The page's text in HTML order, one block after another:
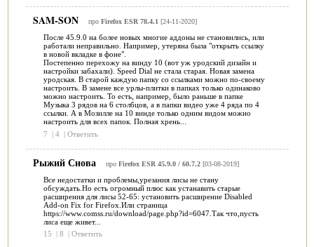
SAM-SON про Firefox ESR 78.4.1 [24-11-2020]
После 45.9.0 на более новых многие аддоны не становились, или
работали неправильно. Например, утеряна была "открыть ссылку
в новой вкладке в фоне".
Постепенно перехожу на винду 10 (вот уж уродский дизайн и
настройки забахали). Speed Dial не стала старая. Новая замена
уродская. В старой каждую папку со ссылками можно по-своему
настроить. В замене все урлы-плитки в папках только одинаково
можно настроить. То есть, например, было раньше в папке
Музыка 3 рядов на 6 столбцов, а в папки видео уже 4 ряда по 4
ссылки. А в Мозилле на 10 винде только одним видом можно
настроить для всех папок. Полная хрень...
7
| 4 | Ответить
Рыжий Снова про Firefox ESR 45.9.0 / 60.7.2[03-08-2019]
Все недостатки и проблемы,урезания лисы не стану
обсуждать.Но есть огромный плюс как устанавить старые
расширения для лисы 52-65: установить расширение Disabled
Add-on Fix for Firefox.Или страница
https://www.comss.ru/download/page.php?id=6047.Так что,пусть
лиса еще живет...
15
| 8 | Ответить